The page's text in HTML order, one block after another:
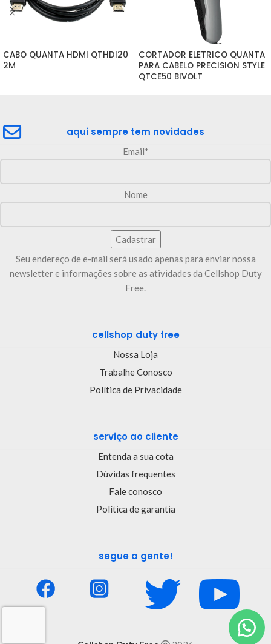
CABO QUANTA HDMI QTHDI20
2M
CORTADOR ELETRICO QUANTA
PARA CABELO PRECISION STYLE
QTCE50 BIVOLT
aqui sempre tem novidades
Email*
Nome
Seu endereço de e-mail será usado apenas para enviar nossa
newsletter e informações sobre as atividades da Cellshop Duty
Free.
cellshop duty free
Nossa Loja
Trabalhe Conosco
Política de Privacidade
serviço ao cliente
Entenda a sua cota
Dúvidas frequentes
Fale conosco
Política de garantia
segue a gente!